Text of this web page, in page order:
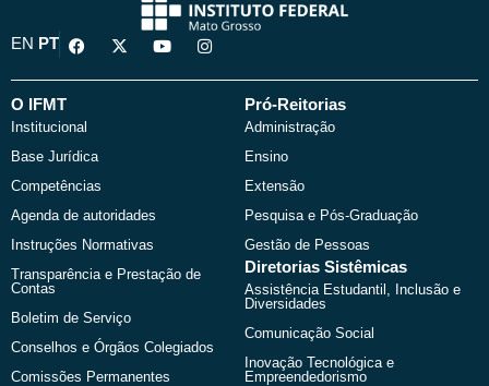
EN PT
F
a
e
o
k
X
-
w
Y
o
t
I
n
t
O IFMT
Institucional
Base Jurídica
Competências
Agenda de autoridades
Instruções Normativas
Transparência e Prestação de
Contas
Boletim de Serviço
Conselhos e Órgãos Colegiados
Comissões Permanentes
Pró-Reitorias
Administração
Ensino
Extensão
Pesquisa e Pós-Graduação
Gestão de Pessoas
Diretorias Sistêmicas
Assistência Estudantil, Inclusão e
Diversidades
Comunicação Social
Inovação Tecnológica e
Empreendedorismo